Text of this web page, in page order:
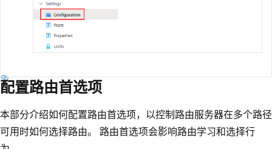
配置路由首选项
本部分介绍如何配置路由首选项，以控制路由服务器在多个路径
可用时如何选择路由。 路由首选项会影响路由学习和选择行